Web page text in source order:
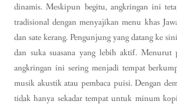
dinamis. Meskipun begitu, angkringan ini
tradisional dengan menyajikan menu khas
dan sate kerang. Pengunjung yang datang ke
dan suka suasana yang lebih aktif. Menurut
angkringan ini sering menjadi tempat
musik akustik atau pembaca puisi. Dengan
tidak hanya sekadar tempat untuk minum